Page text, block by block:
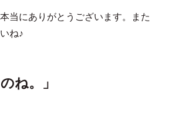
当にありがとうございます。また
ね♪
ね。」